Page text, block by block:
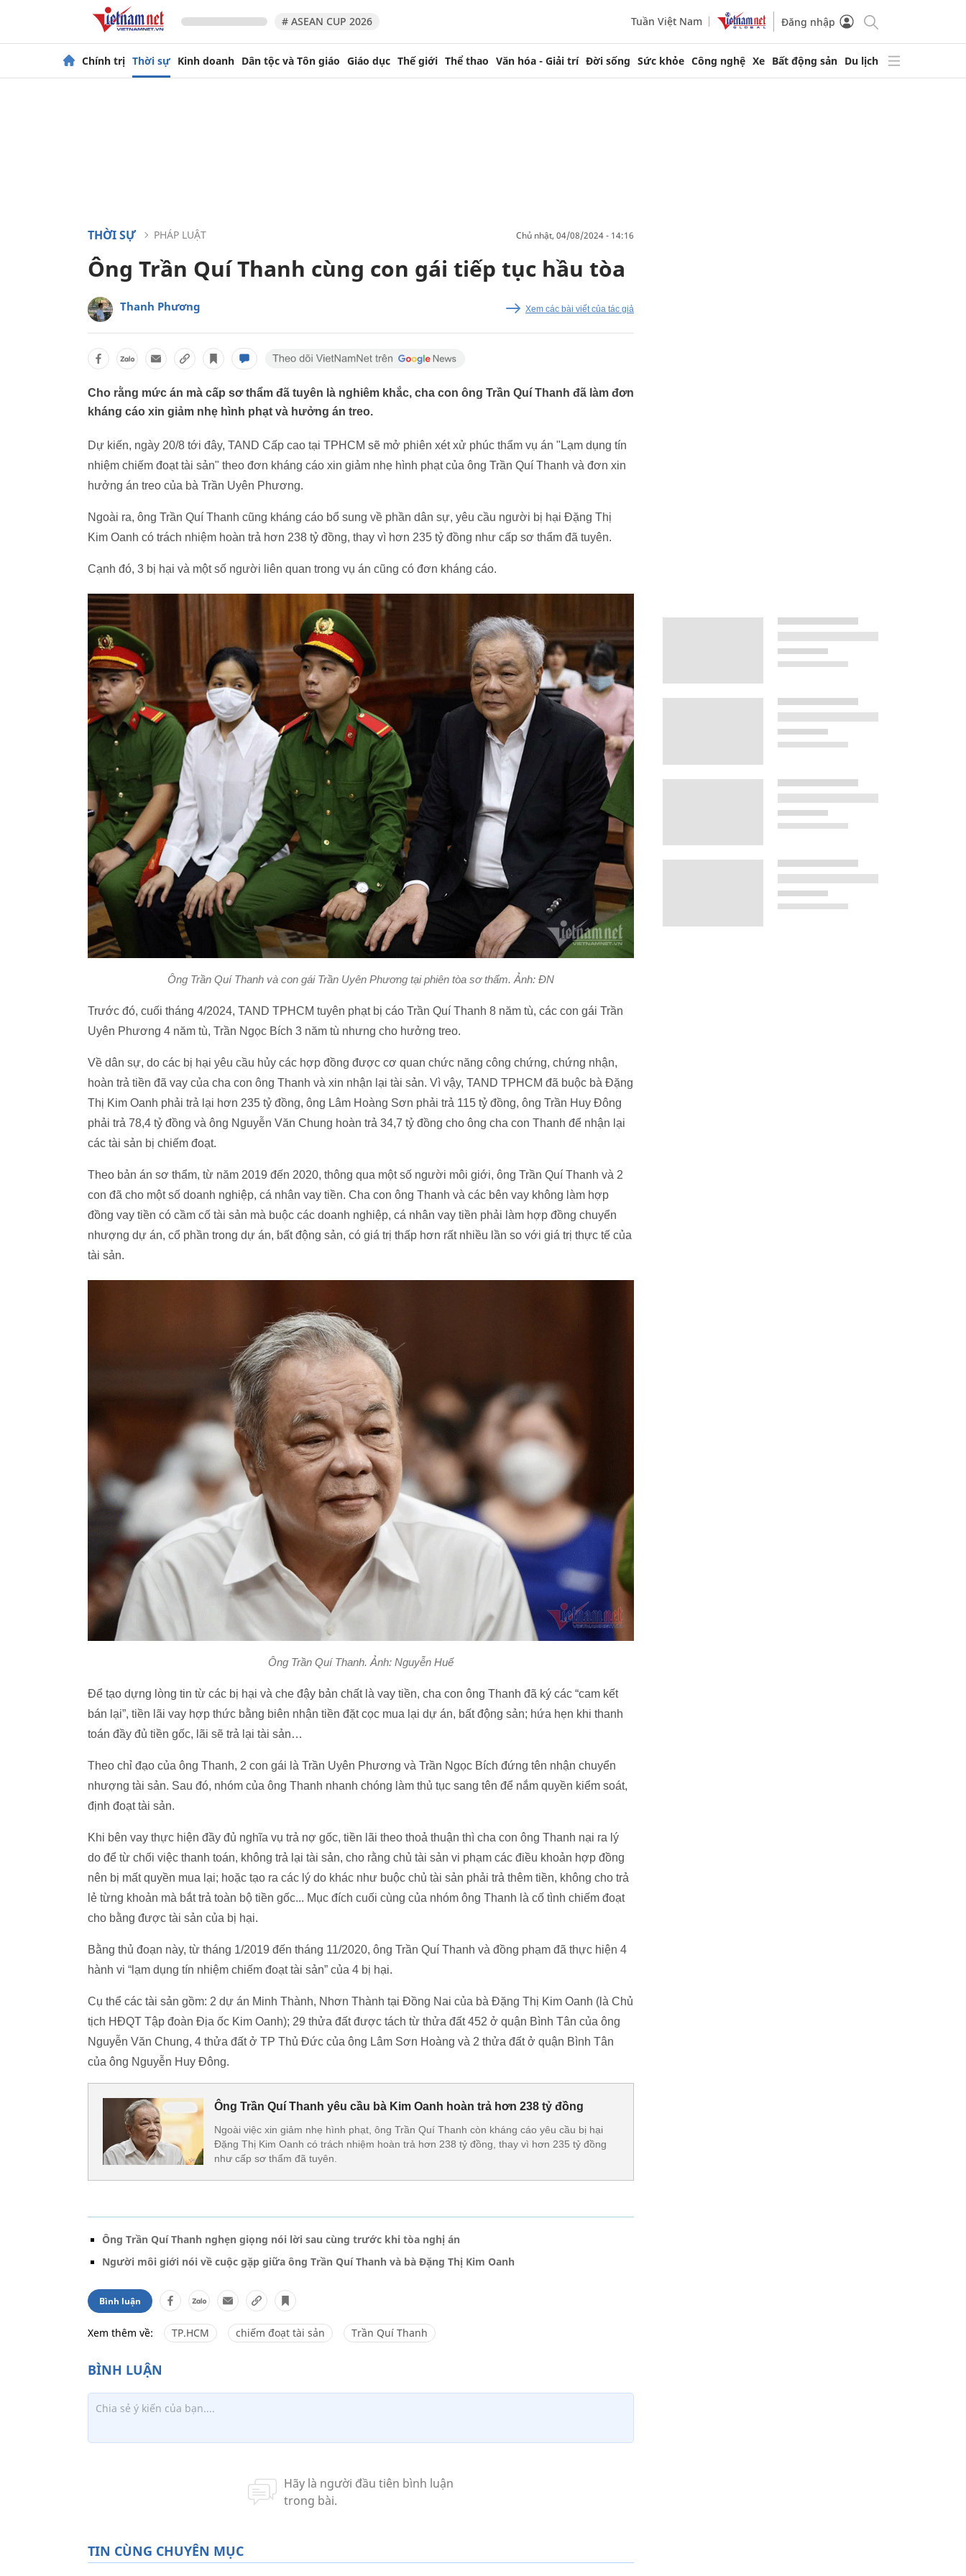
# ASEAN CUP 2026 Tuần Việt Nam Đăng nhập
Chính trị Thời sự Kinh doanh Dân tộc và Tôn giáo Giáo dục Thế giới Thể thao Văn hóa - Giải trí Đời sống Sức khỏe Công nghệ Xe Bất động sản Du lịch
THỜI SỰ PHÁP LUẬT chủ nhật, 04/08/2024 - 14:16
Ông Trần Quí Thanh cùng con gái tiếp tục hầu tòa
Thanh Phương Xem các bài viết của tác giả
Cho rằng mức án mà cấp sơ thẩm đã tuyên là nghiêm khắc, cha con ông Trần Quí Thanh đã làm đơn
kháng cáo xin giảm nhẹ hình phạt và hưởng án treo.
Dự kiến, ngày 20/8 tới đây, TAND Cấp cao tại TPHCM sẽ mở phiên xét xử phúc thẩm vụ án "Lạm dụng tín
nhiệm chiếm đoạt tài sản" theo đơn kháng cáo xin giảm nhẹ hình phạt của ông Trần Quí Thanh và đơn xin
hưởng án treo của bà Trần Uyên Phương.
Ngoài ra, ông Trần Quí Thanh cũng kháng cáo bổ sung về phần dân sự, yêu cầu người bị hại Đặng Thị
Kim Oanh có trách nhiệm hoàn trả hơn 238 tỷ đồng, thay vì hơn 235 tỷ đồng như cấp sơ thẩm đã tuyên.
Cạnh đó, 3 bị hại và một số người liên quan trong vụ án cũng có đơn kháng cáo.
Ông Trần Quí Thanh và con gái Trần Uyên Phương tại phiên tòa sơ thẩm. Ảnh: ĐN
Trước đó, cuối tháng 4/2024, TAND TPHCM tuyên phạt bị cáo Trần Quí Thanh 8 năm tù, các con gái Trần
Uyên Phương 4 năm tù, Trần Ngọc Bích 3 năm tù nhưng cho hưởng treo.
Về dân sự, do các bị hại yêu cầu hủy các hợp đồng được cơ quan chức năng công chứng, chứng nhận,
hoàn trả tiền đã vay của cha con ông Thanh và xin nhận lại tài sản. Vì vậy, TAND TPHCM đã buộc bà Đặng
Thị Kim Oanh phải trả lại hơn 235 tỷ đồng, ông Lâm Hoàng Sơn phải trả 115 tỷ đồng, ông Trần Huy Đông
phải trả 78,4 tỷ đồng và ông Nguyễn Văn Chung hoàn trả 34,7 tỷ đồng cho ông cha con Thanh để nhận lại
các tài sản bị chiếm đoạt.
Theo bản án sơ thẩm, từ năm 2019 đến 2020, thông qua một số người môi giới, ông Trần Quí Thanh và 2
con đã cho một số doanh nghiệp, cá nhân vay tiền. Cha con ông Thanh và các bên vay không làm hợp
đồng vay tiền có cầm cố tài sản mà buộc các doanh nghiệp, cá nhân vay tiền phải làm hợp đồng chuyển
nhượng dự án, cổ phần trong dự án, bất động sản, có giá trị thấp hơn rất nhiều lần so với giá trị thực tế của
tài sản.
Ông Trần Quí Thanh. Ảnh: Nguyễn Huế
Để tạo dựng lòng tin từ các bị hại và che đậy bản chất là vay tiền, cha con ông Thanh đã ký các “cam kết
bán lại”, tiền lãi vay hợp thức bằng biên nhận tiền đặt cọc mua lại dự án, bất động sản; hứa hẹn khi thanh
toán đầy đủ tiền gốc, lãi sẽ trả lại tài sản…
Theo chỉ đạo của ông Thanh, 2 con gái là Trần Uyên Phương và Trần Ngọc Bích đứng tên nhận chuyển
nhượng tài sản. Sau đó, nhóm của ông Thanh nhanh chóng làm thủ tục sang tên để nắm quyền kiểm soát,
định đoạt tài sản.
Khi bên vay thực hiện đầy đủ nghĩa vụ trả nợ gốc, tiền lãi theo thoả thuận thì cha con ông Thanh nại ra lý
do để từ chối việc thanh toán, không trả lại tài sản, cho rằng chủ tài sản vi phạm các điều khoản hợp đồng
nên bị mất quyền mua lại; hoặc tạo ra các lý do khác như buộc chủ tài sản phải trả thêm tiền, không cho trả
lẻ từng khoản mà bắt trả toàn bộ tiền gốc... Mục đích cuối cùng của nhóm ông Thanh là cố tình chiếm đoạt
cho bằng được tài sản của bị hại.
Bằng thủ đoạn này, từ tháng 1/2019 đến tháng 11/2020, ông Trần Quí Thanh và đồng phạm đã thực hiện 4
hành vi “lạm dụng tín nhiệm chiếm đoạt tài sản” của 4 bị hại.
Cụ thể các tài sản gồm: 2 dự án Minh Thành, Nhơn Thành tại Đồng Nai của bà Đặng Thị Kim Oanh (là Chủ
tịch HĐQT Tập đoàn Địa ốc Kim Oanh); 29 thửa đất được tách từ thửa đất 452 ở quận Bình Tân của ông
Nguyễn Văn Chung, 4 thửa đất ở TP Thủ Đức của ông Lâm Sơn Hoàng và 2 thửa đất ở quận Bình Tân
của ông Nguyễn Huy Đông.
Ông Trần Quí Thanh yêu cầu bà Kim Oanh hoàn trả hơn 238 tỷ đồng
Ngoài việc xin giảm nhẹ hình phạt, ông Trần Quí Thanh còn kháng cáo yêu cầu bị hại
Đặng Thị Kim Oanh có trách nhiệm hoàn trả hơn 238 tỷ đồng, thay vì hơn 235 tỷ đồng
như cấp sơ thẩm đã tuyên.
Ông Trần Quí Thanh nghẹn giọng nói lời sau cùng trước khi tòa nghị án
Người môi giới nói về cuộc gặp giữa ông Trần Quí Thanh và bà Đặng Thị Kim Oanh
Bình luận
Xem thêm về: TP.HCM chiếm đoạt tài sản Trần Quí Thanh
TIN CÙNG CHUYÊN MỤC